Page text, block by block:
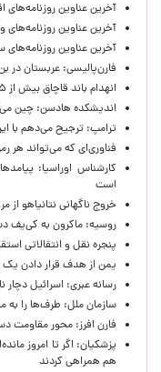
آخرین عناوین روزنامه‌های
آخرین عناوین روزنامه‌های
آخرین عناوین
فارن‌پالیسی: عربستان در
انهدام باند قاچاق بیش از ۵ میلیون لیتر سوخت در بندرعباس
اندیشکده هادسن: چین
ترامپ: ترجیح می‌دهم با
فناوری‌ای که می‌تواند هر
کارشناس اوراسیا:
است
خروج ناگهانی نتانیاهو از
روسیه: ماکرون به کی‌یف
پنجره‌ نقل و انتقالاتی
یمن از هدف قرار دادن
رسانه عبری: اسرائیل دچار
سازمان ملل: طرف‌ها را به
فارن افرز: محور مقاومت
پزشکیان: اگر تا امروز
هم همراهی کردند